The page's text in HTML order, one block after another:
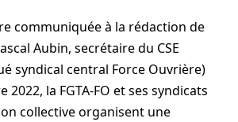
communiquée à la rédaction de
Aubin, secrétaire du CSE
syndical central Force Ouvrière)
2022, la FGTA-FO et ses syndicats
collective organisent une